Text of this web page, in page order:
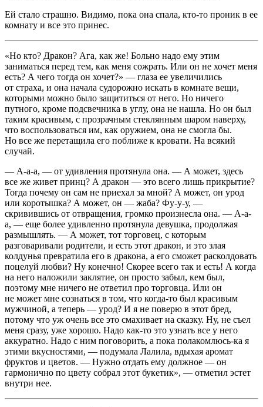
Ей стало страшно. Видимо, пока она спала, кто-то проник в ее
комнату и все это принес.
«Но кто? Дракон? Ага, как же! Больно надо ему этим
заниматься перед тем, как меня сожрать. Или он не хочет меня
есть? А чего тогда он хочет?» — глаза ее увеличились
от страха, и она начала судорожно искать в комнате вещи,
которыми можно было защититься от него. Но ничего
путного, кроме подсвечника в углу, она не нашла. Но он был
таким красивым, с прозрачным стеклянным шаром наверху,
что воспользоваться им, как оружием, она не смогла бы.
Но все же перетащила его поближе к кровати. На всякий
случай.
— А-а-а, — от удивления протянула она. — А может, здесь
все же живет принц? А дракон — это всего лишь прикрытие?
Тогда почему он сам не приехал за мной? А может, он урод
или коротышка? А может, он — жаба? Фу-у-у, —
скривившись от отвращения, громко произнесла она. — А-а-
а, — еще более удивленно протянула девушка, продолжая
размышлять. — А может, тот торговец, с которым
разговаривали родители, и есть этот дракон, и это злая
колдунья превратила его в дракона, а его сможет расколдовать
поцелуй любви? Ну конечно! Скорее всего так и есть! А когда
на него наложили заклятие, он просто забыл, кем был,
поэтому мне ничего не ответил про торговца. Или он
не может мне сознаться в том, что когда-то был красивым
мужчиной, а теперь — урод? И я не поверю в этот бред,
потому что уж очень все это смахивает на сказку. Ну, не съел
меня сразу, уже хорошо. Надо как-то это узнать все у него
аккуратно. Надо с ним поговорить, а пока полакомлюсь-ка я
этими вкусностями, — подумала Лалила, вдыхая аромат
фруктов и цветов. — Нужно отдать ему должное — он
гармонично по цвету собрал этот букетик», — отметил эстет
внутри нее.